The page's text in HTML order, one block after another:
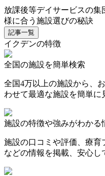
放課後等デイサービスの
様に合う施設選びの秘訣
記事一覧
イクデンの特徴
全国の施設を簡単検索
全国4万以上の施設から、
わせて最適な施設を簡単に
施設の特徴や強みがわかる
施設の口コミや評価、療
などの情報を掲載、安心し